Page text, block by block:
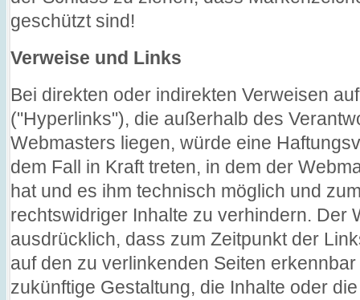
geschützt sind!
Verweise und Links
Bei direkten oder indirekten Verweisen
("Hyperlinks"), die außerhalb des
Webmasters liegen, würde eine
dem Fall in Kraft treten, in dem der
hat und es ihm technisch möglich und
rechtswidriger Inhalte zu verhindern. Der
ausdrücklich, dass zum Zeitpunkt der
auf den zu verlinkenden Seiten
zukünftige Gestaltung, die Inhalte oder